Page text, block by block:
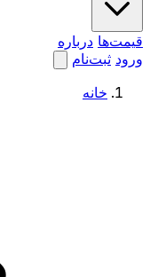
قیمت‌ها درباره
ورود ثبت‌نام
خانه